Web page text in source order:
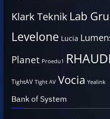
Klark Teknik Lab
Levelone Lucia
Planet Proedu1
TightAV Tight AV Vocia Yealink
Bank of System